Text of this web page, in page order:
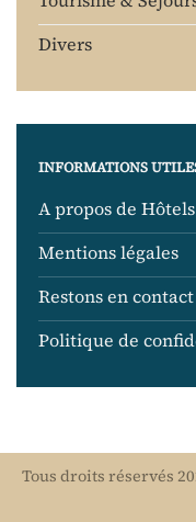
Divers
INFORMATIONS
A propos de
Mentions légales
Restons en contact
Politique de
Tous droits réservés